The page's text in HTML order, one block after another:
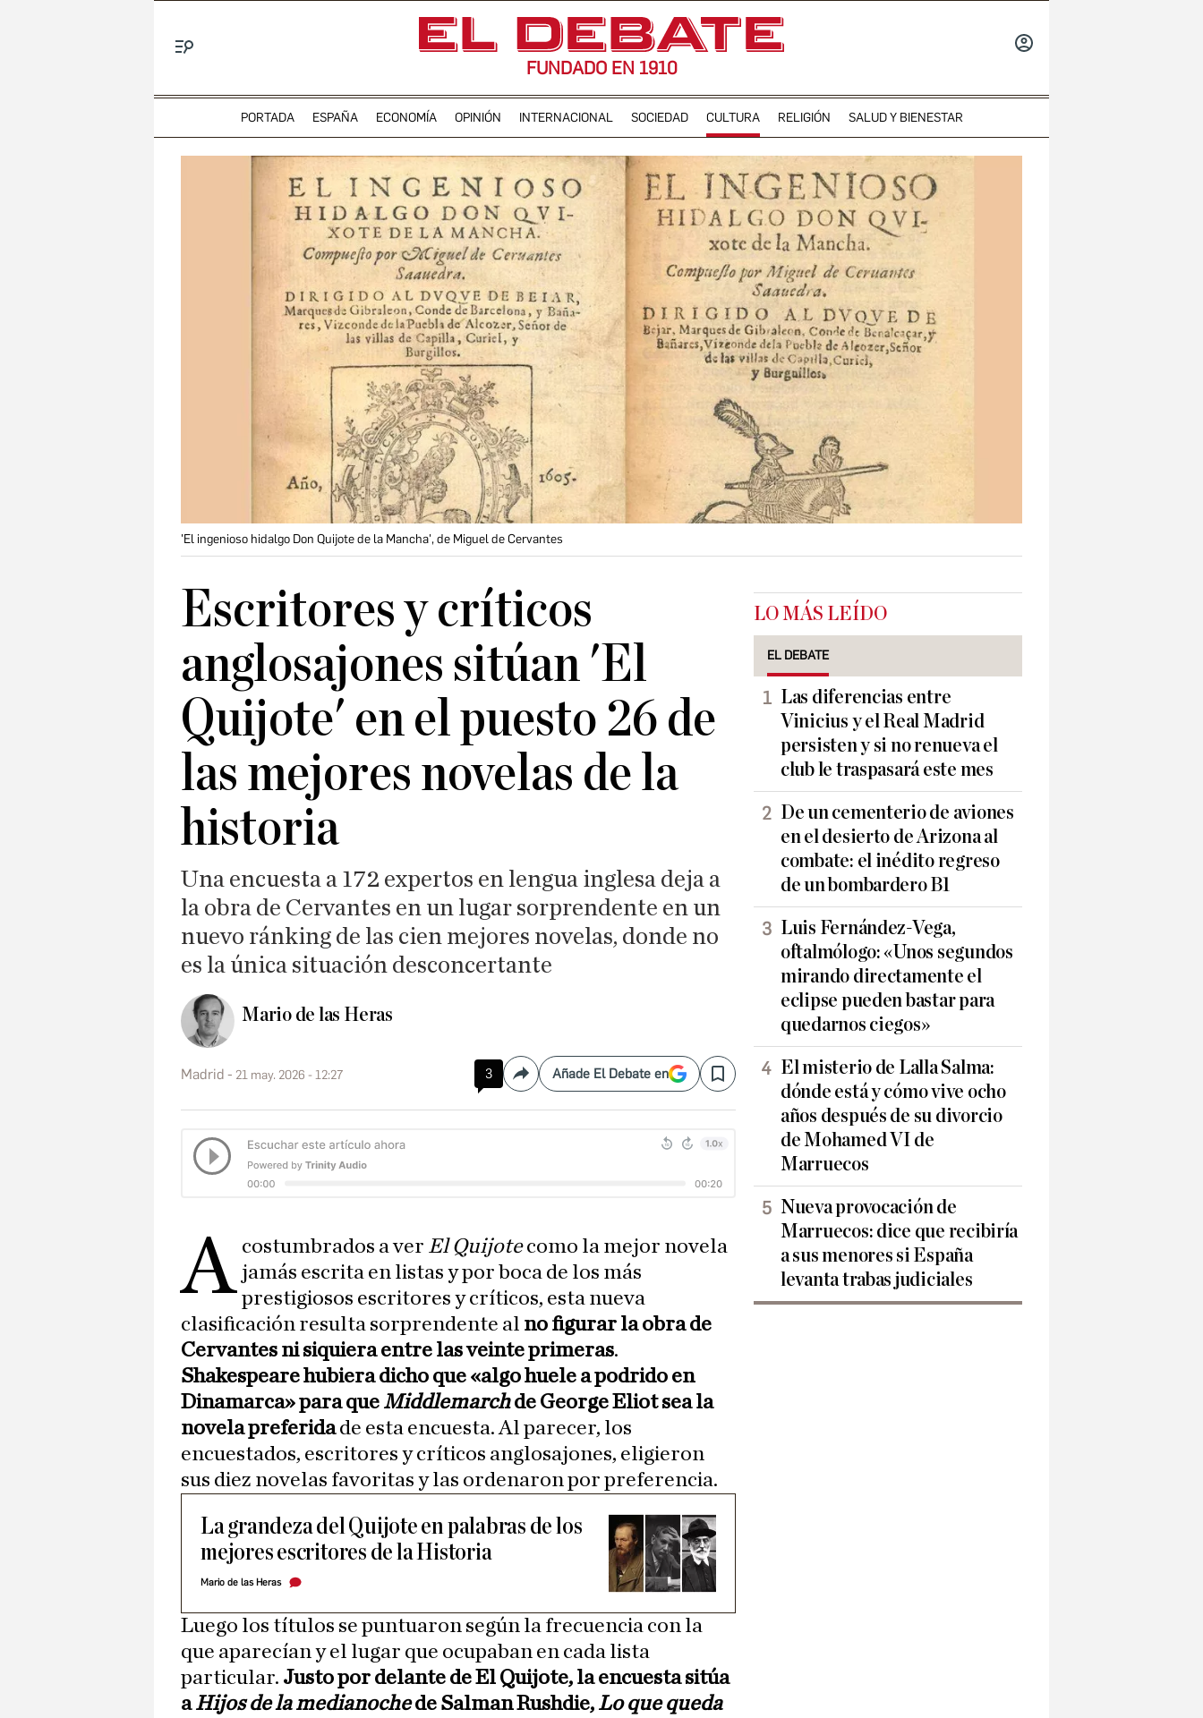
FUNDADO EN 1910
PORTADA ESPAÑA ECONOMÍA OPINIÓN INTERNACIONAL SOCIEDAD CULTURA RELIGIÓN SALUD Y BIENESTAR
'El ingenioso hidalgo Don Quijote de la Mancha', de Miguel de Cervantes
Escritores y críticos
anglosajones sitúan 'El
Quijote' en el puesto 26 de
las mejores novelas de la
historia
Una encuesta a 172 expertos en lengua inglesa deja a
la obra de Cervantes en un lugar sorprendente en un
nuevo ránking de las cien mejores novelas, donde no
es la única situación desconcertante
Mario de las Heras
Madrid 21 may. 2026 - 12:27 3 CompartirAñade El Debate en Save
A costumbrados a ver El Quijotecomo la mejor novela
jamás escrita en listas y por boca de los más
prestigiosos escritores y críticos, esta nueva
clasificación resulta sorprendente al no figurar la obra de
Cervantes ni siquiera entre las veinte primeras.
Shakespeare hubiera dicho que «algo huele a podrido en
Dinamarca» para que Middlemarchde George Eliot sea la
novela preferidade esta encuesta. Al parecer, los
encuestados, escritores y críticos anglosajones, eligieron
sus diez novelas favoritas y las ordenaron por preferencia.
La grandeza del Quijote en palabras de los
mejores escritores de la Historia
Mario de las Heras
Luego los títulos se puntuaron según la frecuencia con la
que aparecían y el lugar que ocupaban en cada lista
particular. Justo por delante de El Quijote, la encuesta sitúa
aHijos de la medianochede Salman Rushdie, Lo que queda
LO MÁS LEÍDO
EL DEBATE
Las diferencias entre
Vinicius y el Real Madrid
persisten y si no renueva el
club le traspasará este mes
De un cementerio de aviones
en el desierto de Arizona al
combate: el inédito regreso
de un bombardero B1
Luis Fernández-Vega,
oftalmólogo: «Unos segundos
mirando directamente el
eclipse pueden bastar para
quedarnos ciegos»
El misterio de Lalla Salma:
dónde está y cómo vive ocho
años después de su divorcio
de Mohamed VI de
Marruecos
Nueva provocación de
Marruecos: dice que recibiría
a sus menores si España
levanta trabas judiciales